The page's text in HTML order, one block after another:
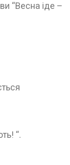
“Весна іде –
“.